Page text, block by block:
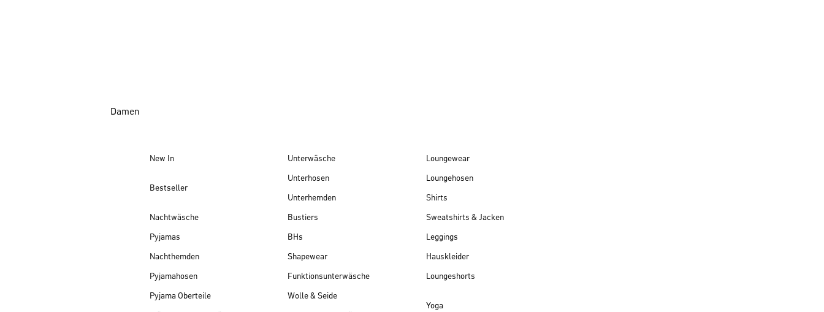
Damen
New In
Bestseller
Nachtwäsche
Pyjamas
Nachthemden
Pyjamahosen
Pyjama Oberteile
Unterwäsche
Unterhosen
Unterhemden
Bustiers
BHs
Shapewear
Funktionsunterwäsche
Wolle & Seide
Loungewear
Loungehosen
Shirts
Sweatshirts & Jacken
Leggings
Hauskleider
Loungeshorts
Yoga